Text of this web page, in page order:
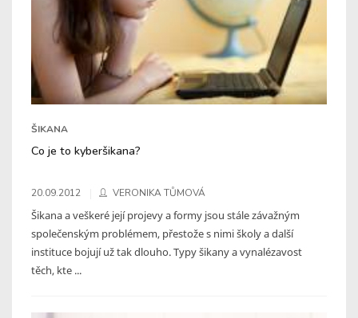
ŠIKANA
Co je to kyberšikana?
20.09.2012 VERONIKA TŮMOVÁ
Šikana a veškeré její projevy a formy jsou stále závažným
společenským problémem, přestože s nimi školy a další
instituce bojují už tak dlouho. Typy šikany a vynalézavost
těch, kte ...